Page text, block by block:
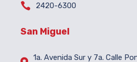
 2420-6300
San Miguel
1a. Avenida Sur y 7a. Calle